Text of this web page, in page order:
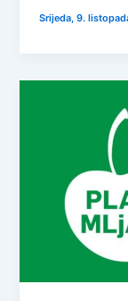
Srijeda, 9.